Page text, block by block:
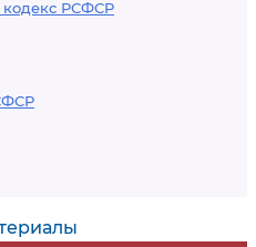
кодекс РСФСР